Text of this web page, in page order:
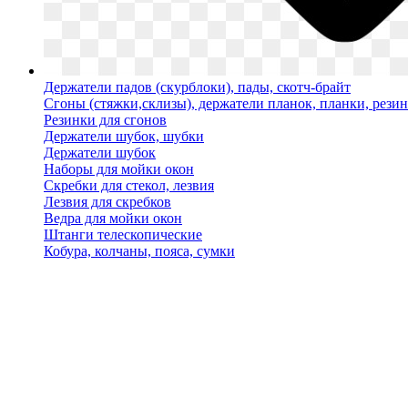
Держатели падов (скурблоки), пады, скотч-брайт
Сгоны (стяжки,склизы), держатели планок, планки,
Резинки для сгонов
Держатели шубок, шубки
Держатели шубок
Наборы для мойки окон
Скребки для стекол, лезвия
Лезвия для скребков
Ведра для мойки окон
Штанги телескопические
Кобура, колчаны, пояса, сумки